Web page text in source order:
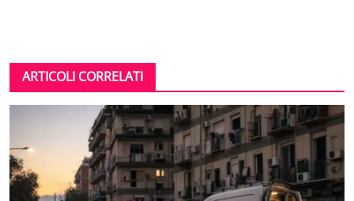
ARTICOLI CORRELATI